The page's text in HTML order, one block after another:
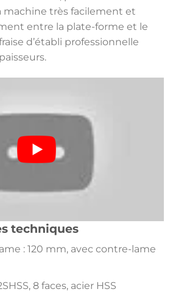
machine très facilement et
entre la plate-forme et le
d’établi professionnelle
techniques
: 120 mm, avec contre-lame
8 faces, acier HSS